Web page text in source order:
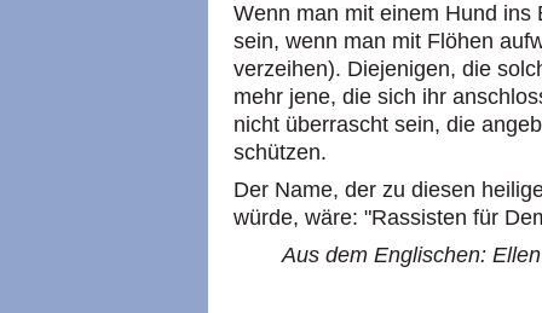
Wenn man mit einem Hund
sein, wenn man mit Flöhen
verzeihen). Diejenigen, die
mehr jene, die sich ihr
nicht überrascht sein, die
schützen.
Der Name, der zu diesen
würde, wäre: "Rassisten für
Aus dem Englischen: